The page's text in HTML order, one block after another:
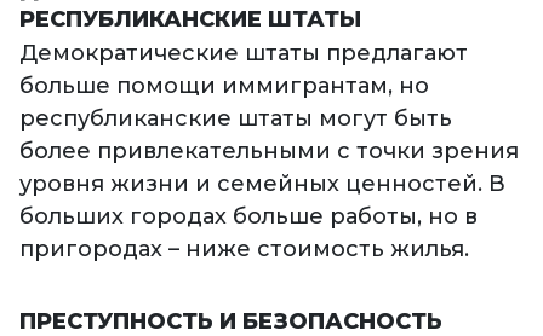
РЕСПУБЛИКАНСКИЕ ШТАТЫ
Демократические штаты предлагают
больше помощи иммигрантам, но
республиканские штаты могут быть
более привлекательными с точки зрения
уровня жизни и семейных ценностей. В
больших городах больше работы, но в
пригородах – ниже стоимость жилья.
ПРЕСТУПНОСТЬ И БЕЗОПАСНОСТЬ